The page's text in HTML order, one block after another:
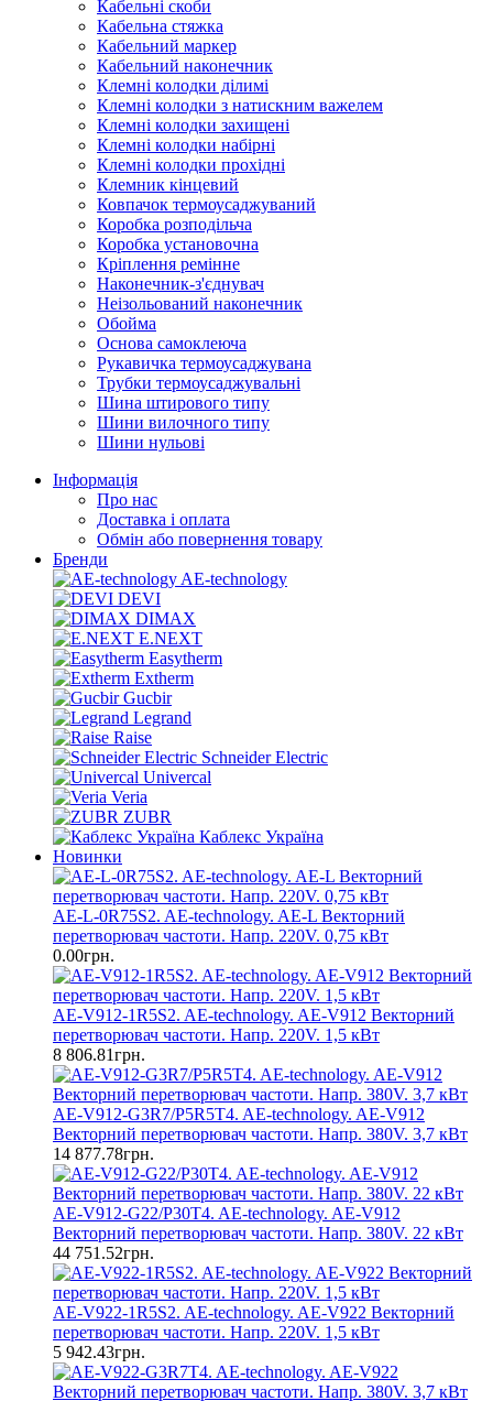
Кабельні скоби
Кабельна стяжка
Кабельний маркер
Кабельний наконечник
Клемні колодки ділимі
Клемні колодки з натискним важелем
Клемні колодки захищені
Клемні колодки набірні
Клемні колодки прохідні
Клемник кінцевий
Ковпачок термоусаджуваний
Коробка розподільча
Коробка установочна
Кріплення ремінне
Наконечник-з'єднувач
Неізольований наконечник
Обойма
Основа самоклеюча
Рукавичка термоусаджувана
Трубки термоусаджувальні
Шина штирового типу
Шини вилочного типу
Шини нульові
Інформація
Про нас
Доставка і оплата
Обмін або повернення товару
Бренди
AE-technology
DEVI
DIMAX
E.NEXT
Easytherm
Extherm
Gucbir
Legrand
Raise
Schneider Electric
Univercal
Veria
ZUBR
Каблекс Україна
Новинки
AE-L-0R75S2. AE-technology. AE-L Векторний
перетворювач частоти. Напр. 220V. 0,75 кВт
0.00грн.
AE-V912-1R5S2. AE-technology. AE-V912 Векторний
перетворювач частоти. Напр. 220V. 1,5 кВт
8 806.81грн.
AE-V912-G3R7/P5R5T4. AE-technology. AE-V912
Векторний перетворювач частоти. Напр. 380V. 3,7 кВт
14 877.78грн.
AE-V912-G22/P30T4. AE-technology. AE-V912
Векторний перетворювач частоти. Напр. 380V. 22 кВт
44 751.52грн.
AE-V922-1R5S2. AE-technology. AE-V922 Векторний
перетворювач частоти. Напр. 220V. 1,5 кВт
5 942.43грн.